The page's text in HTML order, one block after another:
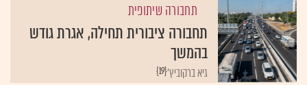
תחבורה שיתופית
תחבורה ציבורית תחילה, אגרת גודש
בהמשך
{19}גיא ברקוביץ'